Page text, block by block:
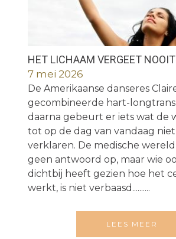
HET LICHAAM VERGEET NOOIT
7 mei 2026
De Amerikaanse danseres
gecombineerde hart-
daarna gebeurt er iets wat de
tot op de dag van vandaag
verklaren. De medische
geen antwoord op, maar wie
dichtbij heeft gezien hoe het
werkt, is niet verbaasd..........
LEES MEER